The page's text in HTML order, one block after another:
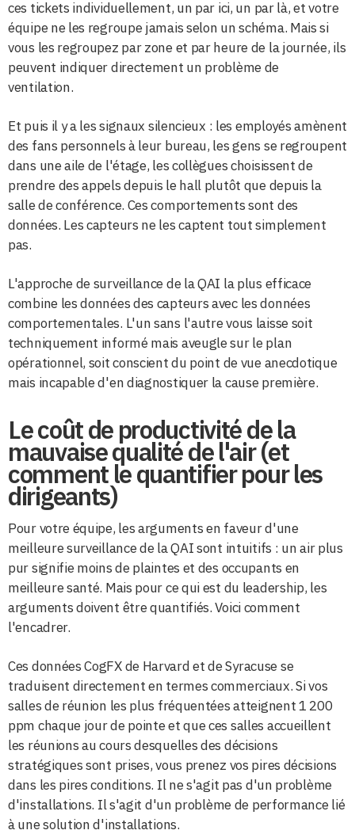
ces tickets individuellement, un par ici, un par là, et votre
équipe ne les regroupe jamais selon un schéma. Mais si
vous les regroupez par zone et par heure de la journée, ils
peuvent indiquer directement un problème de
ventilation.
Et puis il y a les signaux silencieux : les employés amènent
des fans personnels à leur bureau, les gens se regroupent
dans une aile de l'étage, les collègues choisissent de
prendre des appels depuis le hall plutôt que depuis la
salle de conférence. Ces comportements sont des
données. Les capteurs ne les captent tout simplement
pas.
L'approche de surveillance de la QAI la plus efficace
combine les données des capteurs avec les données
comportementales. L'un sans l'autre vous laisse soit
techniquement informé mais aveugle sur le plan
opérationnel, soit conscient du point de vue anecdotique
mais incapable d'en diagnostiquer la cause première.
Le coût de productivité de la
mauvaise qualité de l'air (et
comment le quantifier pour les
dirigeants)
Pour votre équipe, les arguments en faveur d'une
meilleure surveillance de la QAI sont intuitifs : un air plus
pur signifie moins de plaintes et des occupants en
meilleure santé. Mais pour ce qui est du leadership, les
arguments doivent être quantifiés. Voici comment
l'encadrer.
Ces données CogFX de Harvard et de Syracuse se
traduisent directement en termes commerciaux. Si vos
salles de réunion les plus fréquentées atteignent 1 200
ppm chaque jour de pointe et que ces salles accueillent
les réunions au cours desquelles des décisions
stratégiques sont prises, vous prenez vos pires décisions
dans les pires conditions. Il ne s'agit pas d'un problème
d'installations. Il s'agit d'un problème de performance lié
à une solution d'installations.